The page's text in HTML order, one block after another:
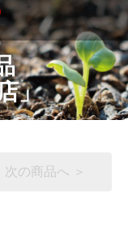
」
次の商品へ ＞